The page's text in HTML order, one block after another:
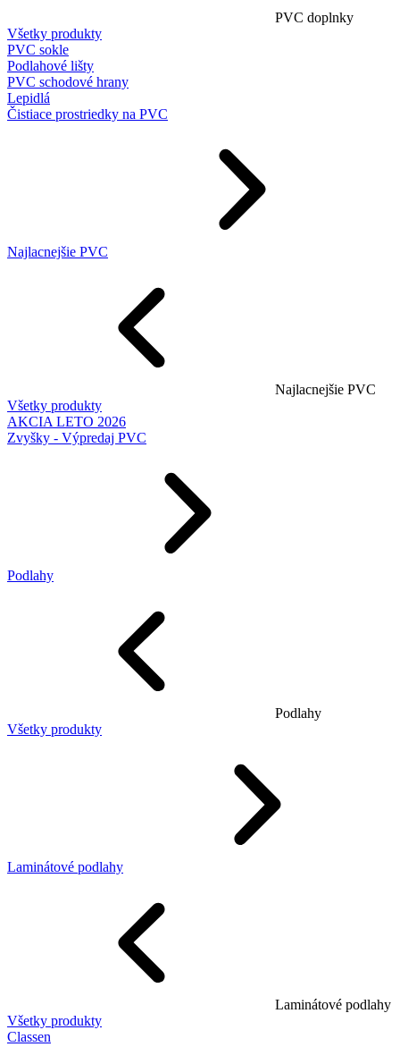
PVC doplnky
Všetky produkty
PVC sokle
Podlahové lišty
PVC schodové hrany
Lepidlá
Čistiace prostriedky na PVC
Najlacnejšie PVC
Najlacnejšie PVC
Všetky produkty
AKCIA LETO 2026
Zvyšky - Výpredaj PVC
Podlahy
Podlahy
Všetky produkty
Laminátové podlahy
Laminátové podlahy
Všetky produkty
Classen